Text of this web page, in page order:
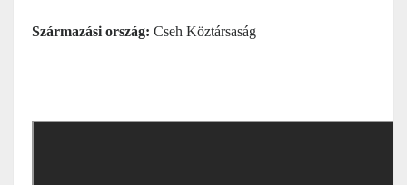
Származási ország: Cseh Köztársaság